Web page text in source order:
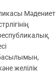
Мәдениет
желілік